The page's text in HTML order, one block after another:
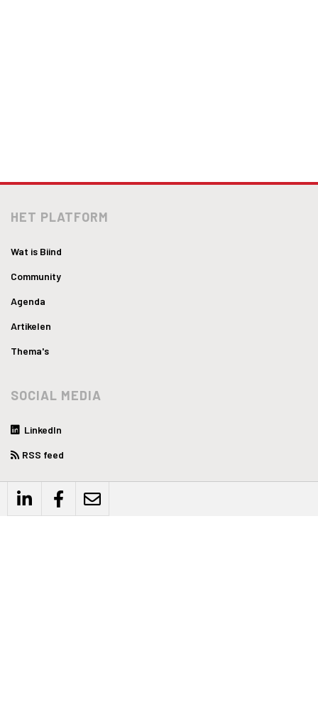
HET PLATFORM
Wat is Biind
Community
Agenda
Artikelen
Thema's
SOCIAL MEDIA
LinkedIn
RSS feed
WEBSITE